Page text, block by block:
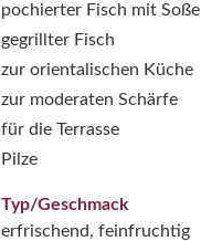
pochierter Fisch mit Soße
gegrillter Fisch
zur orientalischen Küche
zur moderaten Schärfe
für die Terrasse
Pilze
Typ/Geschmack
erfrischend, feinfruchtig